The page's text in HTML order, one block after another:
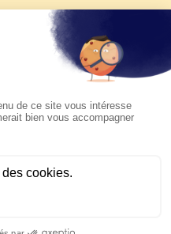
du pape Léon
à suivre sur KTO le
Uruguay, Argentine et
au 17 novembre 2026